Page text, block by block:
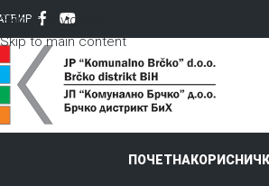
Skip to navigation
Skip to main content
ЋИР
ПОЧЕТНА